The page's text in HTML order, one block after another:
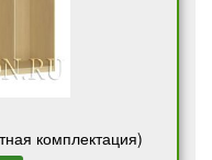
комплектация)